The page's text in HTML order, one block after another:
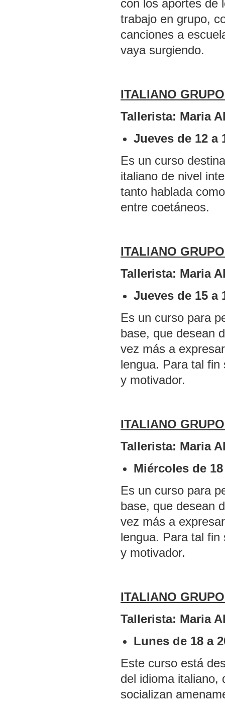
con los aportes de
trabajo en grupo,
canciones a
vaya surgiendo.
ITALIANO
Tallerista: Maria
Jueves de 12 a
Es un curso
italiano de nivel
tanto hablada
entre coetáneos.
ITALIANO
Tallerista: Maria
Jueves de 15 a
Es un curso para
base, que desean
vez más a
lengua. Para tal fin
y motivador.
ITALIANO
Tallerista: Maria
Miércoles de
Es un curso para
base, que desean
vez más a
lengua. Para tal fin
y motivador.
ITALIANO
Tallerista: Maria
Lunes de 18 a
Este curso está
del idioma italiano,
socializan